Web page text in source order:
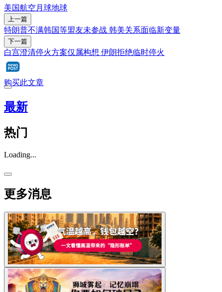
美国航空月球地球
上一篇
特朗普不满韩国等盟友未参战 韩美关系面临新变量
下一篇
白宫澄清停火方案仅属构想 伊朗拒绝临时停火
购买此文章
最新
热门
Loading...
更多消息